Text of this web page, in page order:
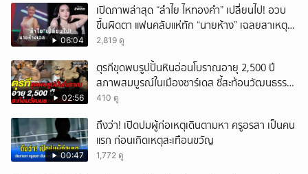
06:04
เปิดภาพล่าสุด “ลำไย ไหทองคำ” เปลี่ยนไป! อวบ
ขึ้นผิดตา แฟนคลับแห่ทัก “นายห้าง” เฉลยสาเหตุ
ชัด!
2,819 ดู
02:56
ตุรกีขุดพบรูปปั้นหินอ่อนโบราณอายุ 2,500 ปี
สภาพสมบูรณ์ในเมืองซาร์เดส ชี้สะท้อนวัฒนธรรม
ลิเดีย
410 ดู
00:47
ถึงว่า! เปิดปมผู้ก่อเหตุเดินตามหา ครูอรสา เป็นคน
แรก ก่อนเกิดเหตุสะเทือนขวัญ
1,772 ดู